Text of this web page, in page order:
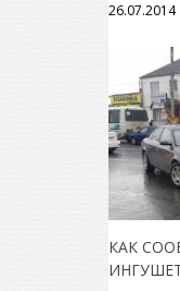
26.07.2014
КАК